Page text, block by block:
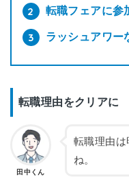
転職フェアに参
ラッシュアワー
転職理由をクリアに
田中くん
転職理由は
ね。